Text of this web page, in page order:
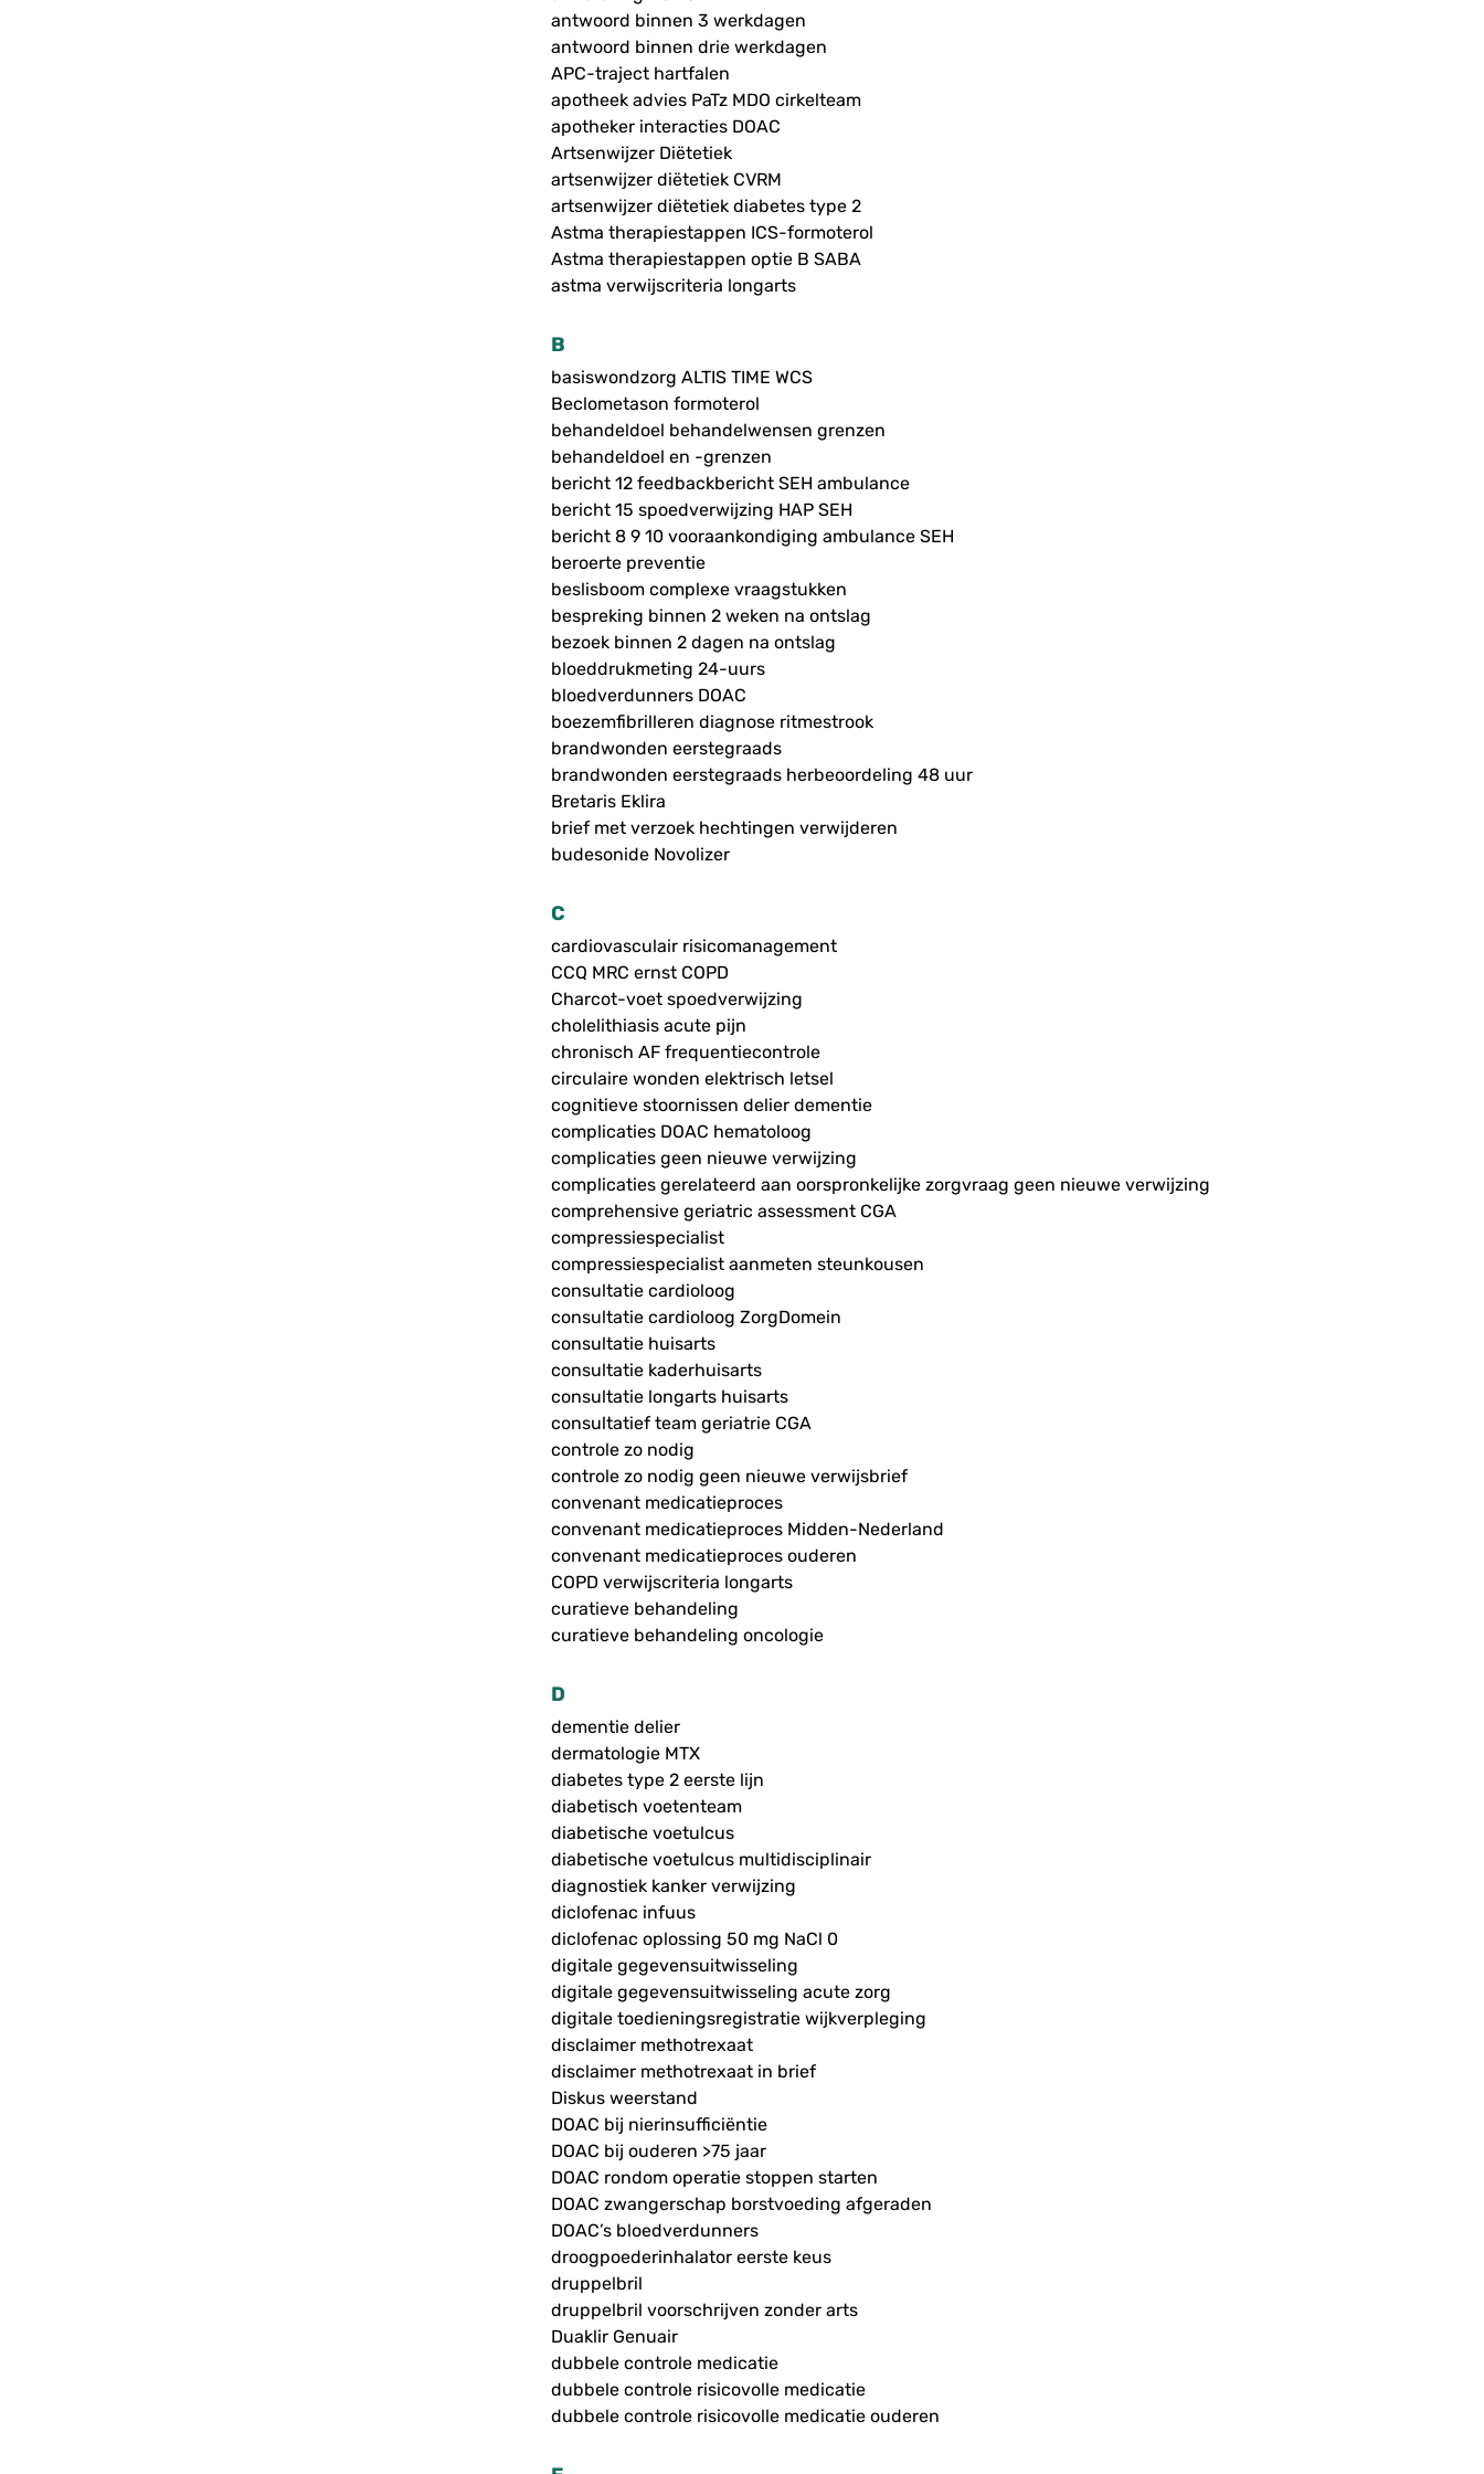
antwoord binnen 3 werkdagen
antwoord binnen drie werkdagen
APC-traject hartfalen
apotheek advies PaTz MDO cirkelteam
apotheker interacties DOAC
Artsenwijzer Diëtetiek
artsenwijzer diëtetiek CVRM
artsenwijzer diëtetiek diabetes type 2
Astma therapiestappen ICS-formoterol
Astma therapiestappen optie B SABA
astma verwijscriteria longarts
B
basiswondzorg ALTIS TIME WCS
Beclometason formoterol
behandeldoel behandelwensen grenzen
behandeldoel en -grenzen
bericht 12 feedbackbericht SEH ambulance
bericht 15 spoedverwijzing HAP SEH
bericht 8 9 10 vooraankondiging ambulance SEH
beroerte preventie
beslisboom complexe vraagstukken
bespreking binnen 2 weken na ontslag
bezoek binnen 2 dagen na ontslag
bloeddrukmeting 24-uurs
bloedverdunners DOAC
boezemfibrilleren diagnose ritmestrook
brandwonden eerstegraads
brandwonden eerstegraads herbeoordeling 48 uur
Bretaris Eklira
brief met verzoek hechtingen verwijderen
budesonide Novolizer
C
cardiovasculair risicomanagement
CCQ MRC ernst COPD
Charcot-voet spoedverwijzing
cholelithiasis acute pijn
chronisch AF frequentiecontrole
circulaire wonden elektrisch letsel
cognitieve stoornissen delier dementie
complicaties DOAC hematoloog
complicaties geen nieuwe verwijzing
complicaties gerelateerd aan oorspronkelijke zorgvraag geen nieuwe verwijzing
comprehensive geriatric assessment CGA
compressiespecialist
compressiespecialist aanmeten steunkousen
consultatie cardioloog
consultatie cardioloog ZorgDomein
consultatie huisarts
consultatie kaderhuisarts
consultatie longarts huisarts
consultatief team geriatrie CGA
controle zo nodig
controle zo nodig geen nieuwe verwijsbrief
convenant medicatieproces
convenant medicatieproces Midden-Nederland
convenant medicatieproces ouderen
COPD verwijscriteria longarts
curatieve behandeling
curatieve behandeling oncologie
D
dementie delier
dermatologie MTX
diabetes type 2 eerste lijn
diabetisch voetenteam
diabetische voetulcus
diabetische voetulcus multidisciplinair
diagnostiek kanker verwijzing
diclofenac infuus
diclofenac oplossing 50 mg NaCl 0
digitale gegevensuitwisseling
digitale gegevensuitwisseling acute zorg
digitale toedieningsregistratie wijkverpleging
disclaimer methotrexaat
disclaimer methotrexaat in brief
Diskus weerstand
DOAC bij nierinsufficiëntie
DOAC bij ouderen >75 jaar
DOAC rondom operatie stoppen starten
DOAC zwangerschap borstvoeding afgeraden
DOAC’s bloedverdunners
droogpoederinhalator eerste keus
druppelbril
druppelbril voorschrijven zonder arts
Duaklir Genuair
dubbele controle medicatie
dubbele controle risicovolle medicatie
dubbele controle risicovolle medicatie ouderen